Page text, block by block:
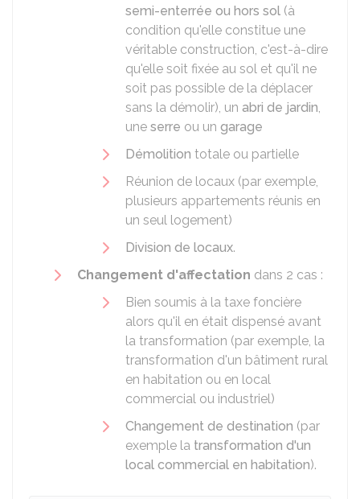
semi-enterrée ou hors sol (à
condition qu'elle constitue une
véritable construction, c'est-à-dire
qu'elle soit fixée au sol et qu'il ne
soit pas possible de la déplacer
sans la démolir), un abri de jardin,
une serre ou un garage
Démolition totale ou partielle
Réunion de locaux (par exemple,
plusieurs appartements réunis en
un seul logement)
Division de locaux.
Changement d'affectation dans 2 cas :
Bien soumis à la taxe foncière
alors qu'il en était dispensé avant
la transformation (par exemple, la
transformation d'un bâtiment rural
en habitation ou en local
commercial ou industriel)
Changement de destination (par
exemple la transformation d'un
local commercial en habitation).